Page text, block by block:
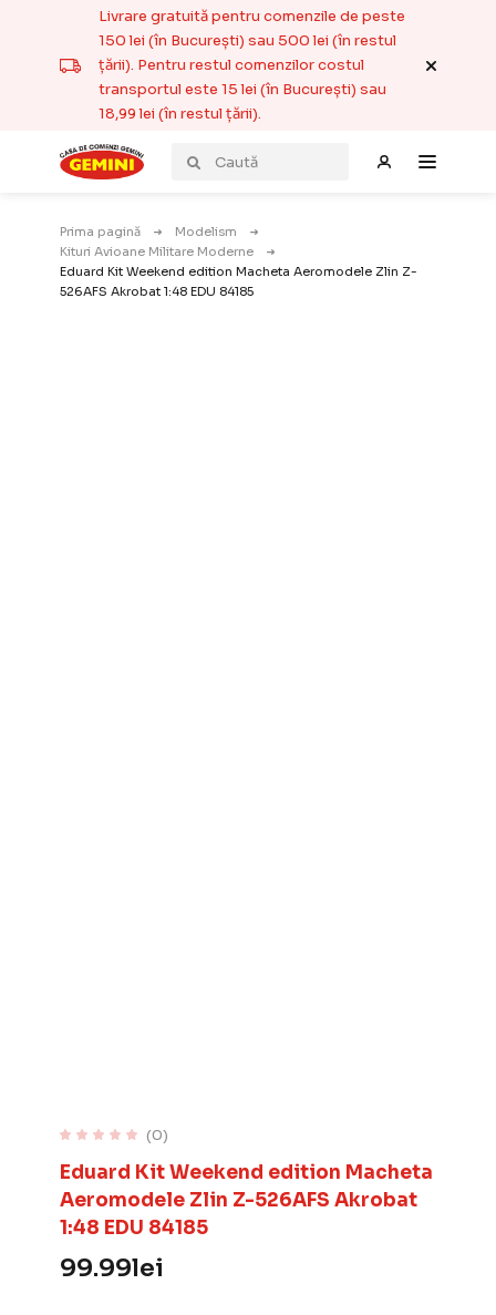
Livrare gratuită pentru comenzile de peste
150 lei (în București) sau 500 lei (în restul
țării). Pentru restul comenzilor costul
transportul este 15 lei (în București) sau
18,99 lei (în restul țării).
Prima pagină
Modelism
Kituri Avioane Militare Moderne
Eduard Kit Weekend edition Macheta Aeromodele Zlin Z-
526AFS Akrobat 1:48 EDU 84185
(0)
Eduard Kit Weekend edition Macheta
Aeromodele Zlin Z-526AFS Akrobat
1:48 EDU 84185
99.99lei